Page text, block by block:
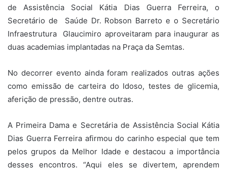
de Assistência Social Kátia Dias Guerra Ferreira, o
Secretário de Saúde Dr. Robson Barreto e o Secretário
Infraestrutura Glaucimiro aproveitaram para inaugurar as
duas academias implantadas na Praça da Semtas.
No decorrer evento ainda foram realizados outras ações
como emissão de carteira do Idoso, testes de glicemia,
aferição de pressão, dentre outras.
A Primeira Dama e Secretária de Assistência Social Kátia
Dias Guerra Ferreira afirmou do carinho especial que tem
pelos grupos da Melhor Idade e destacou a importância
desses encontros. “Aqui eles se divertem, aprendem